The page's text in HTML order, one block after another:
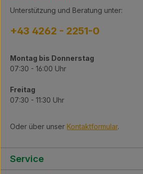
Unterstützung und Beratung unter:
+43 4262 - 2251-0
Montag bis Donnerstag
07:30 - 16:00 Uhr
Freitag
07:30 - 11:30 Uhr
Oder über unser Kontaktformular.
Service